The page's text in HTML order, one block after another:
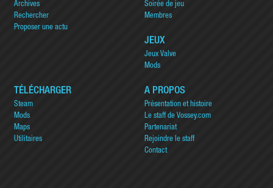
Archives
Rechercher
Proposer une actu
Soirée de jeu
Membres
JEUX
Jeux Valve
Mods
TÉLÉCHARGER
Steam
Mods
Maps
Utilitaires
A PROPOS
Présentation et histoire
Le staff de Vossey.com
Partenariat
Rejoindre le staff
Contact